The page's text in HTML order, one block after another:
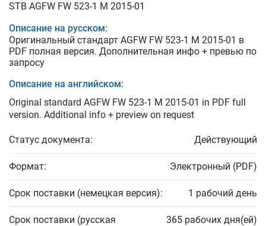
STB AGFW FW 523-1 M 2015-01
Описание на русском:
Оригинальный стандарт AGFW FW 523-1 M 2015-01 в
PDF полная версия. Дополнительная инфо + превью по
запросу
Описание на английском:
Original standard AGFW FW 523-1 M 2015-01 in PDF full
version. Additional info + preview on request
Статус документа: Действующий
Формат: Электронный (PDF)
Срок поставки (немецкая версия): 1 рабочий день
Срок поставки (русская
365 рабочих дня(ей)